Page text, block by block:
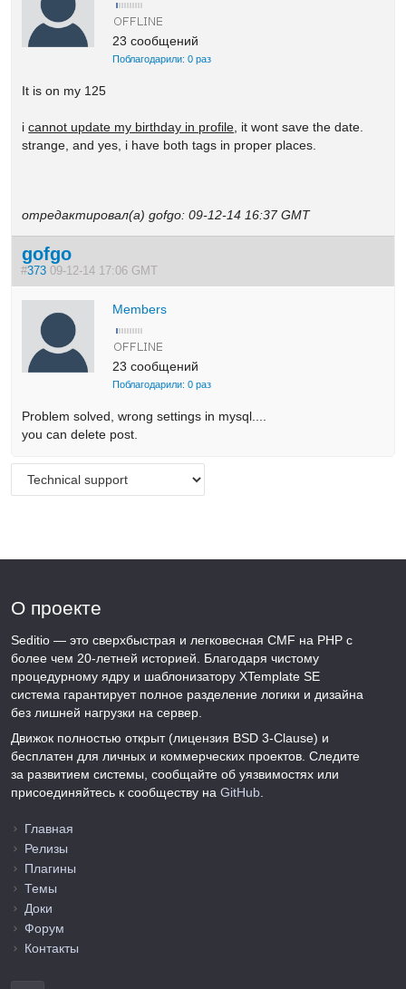
23 сообщений
Поблагодарили: 0 раз
It is on my 125
icannot update my birthday in profile , it wont save the date.
strange, and yes, i have both tags in proper places.
отредактировал(а) gofgo: 09-12-14 16:37 GMT
gofgo
#373 09-12-14 17:06 GMT
Members
23 сообщений
Поблагодарили: 0 раз
Problem solved, wrong settings in mysql....
you can delete post.
О проекте
Seditio — это сверхбыстрая и легковесная CMF на PHP с
более чем 20-летней историей. Благодаря чистому
процедурному ядру и шаблонизатору XTemplate SE
система гарантирует полное разделение логики и дизайна
без лишней нагрузки на сервер.
Движок полностью открыт (лицензия BSD 3-Clause) и
бесплатен для личных и коммерческих проектов. Следите
за развитием системы, сообщайте об уязвимостях или
присоединяйтесь к сообществу на GitHub.
Главная
Релизы
Плагины
Темы
Доки
Форум
Контакты